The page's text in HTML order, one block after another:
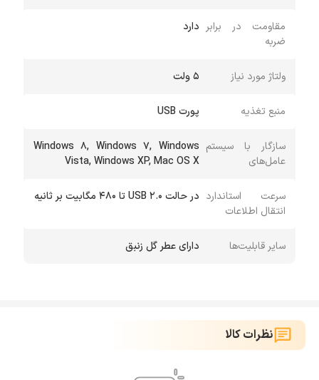
مقاومت در برابر
ضربه
دارد
ولتاژ مورد نیاز 5 ولت
منبع تغذیه پورت USB
سازگار با سیستم
عامل‌های
Windows 8, Windows 7, Windows
Vista, Windows XP, Mac OS X
سرعت استاندارد
انتقال اطلاعات
در حالت USB 2.0 تا 480 مگابیت بر ثانیه
سایر قابلیت‌ها دارای عطر گل زنبق
نظرات کالا